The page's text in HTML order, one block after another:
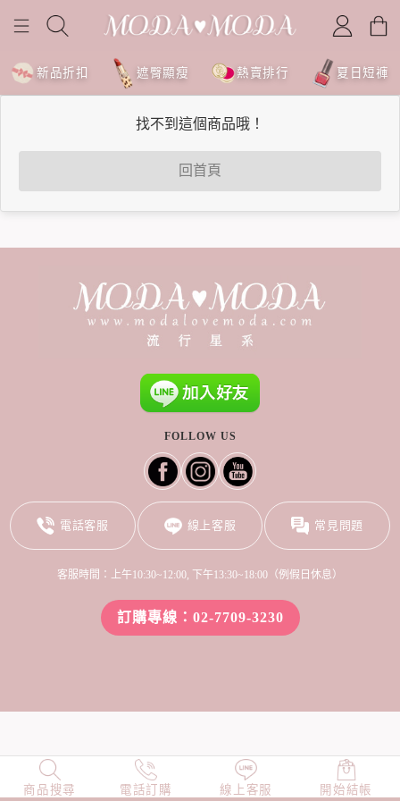
新品折扣 遮臀顯瘦 熱賣排行 夏日短褲
找不到這個商品哦！
回首頁
商品搜尋 電話訂購 線上客服 開始結帳
NEW 店長精選 TOP100 小編穿搭
FOLLOW US
電話客服 線上客服 常見問題
客服時間：上午10:30~12:00, 下午13:30~18:00（例假日休息）
訂購專線：02-7709-3230